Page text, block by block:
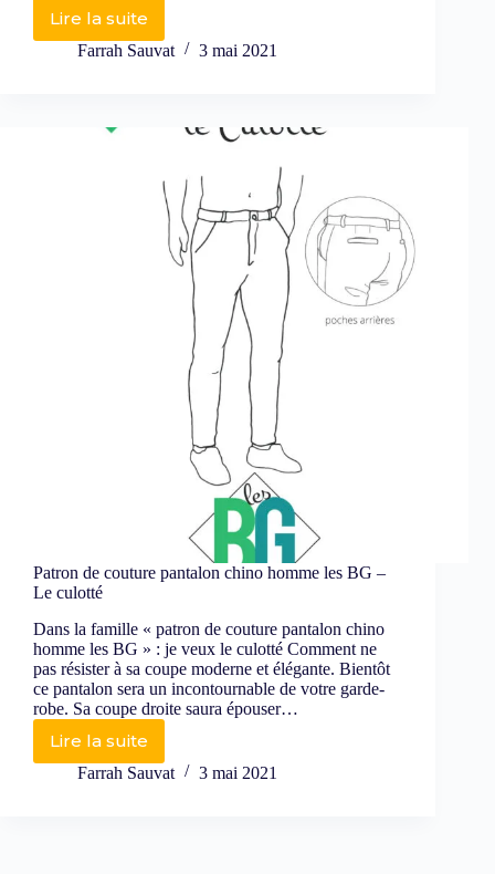
Lire la suite
Farrah Sauvat 3 mai 2021
Patron de couture pantalon chino homme les BG –
Le culotté
Dans la famille « patron de couture pantalon chino
homme les BG » : je veux le culotté Comment ne
pas résister à sa coupe moderne et élégante. Bientôt
ce pantalon sera un incontournable de votre garde-
robe. Sa coupe droite saura épouser…
Lire la suite
Farrah Sauvat 3 mai 2021